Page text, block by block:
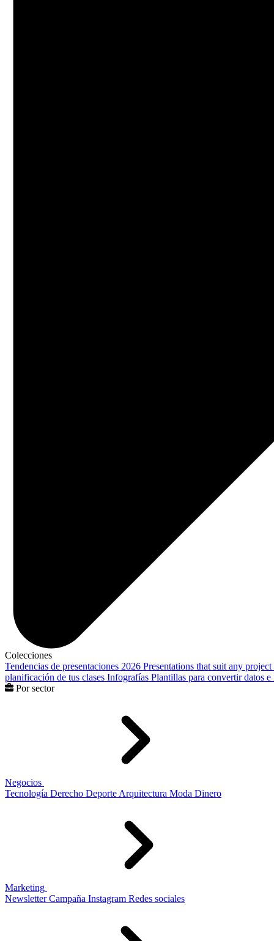
Colecciones
Tendencias de presentaciones 2026 Presentations that suit any project
planificación de tus clases Infografías Plantillas para convertir datos
Por sector
Negocios
Tecnología Derecho Deporte Arquitectura Moda Dinero
Marketing
Newsletter Campaña Instagram Redes sociales